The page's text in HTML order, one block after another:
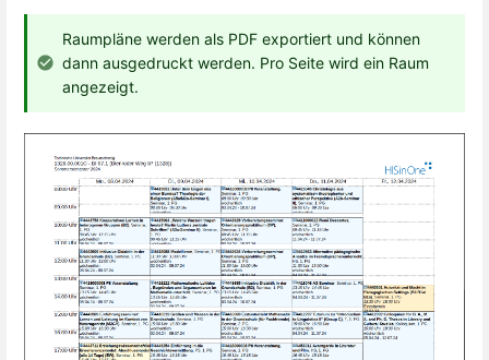
Raumpläne werden als PDF exportiert und können
dann ausgedruckt werden. Pro Seite wird ein Raum
angezeigt.